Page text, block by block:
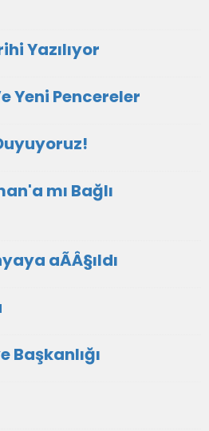
Yazılıyor
Yeni Pencereler
mı Bağlı
aÃÂ§ıldı
Başkanlığı